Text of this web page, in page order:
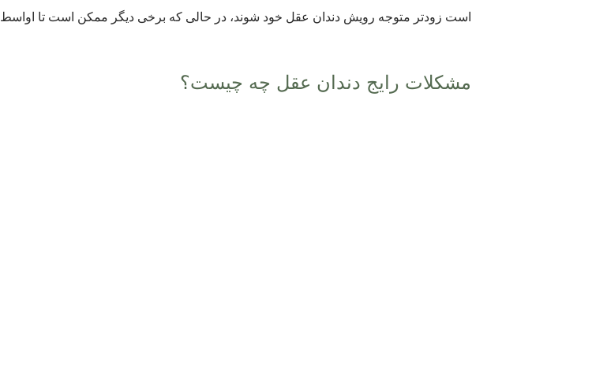
است زودتر متوجه رویش دندان عقل خود شوند، در حالی که برخی دیگر ممکن است تا اواسط 20 سالگی یا حتی بعد از آن هیچ نشانه ای را مشاهده نکنند.
مشکلات رایج دندان عقل چه چیست؟